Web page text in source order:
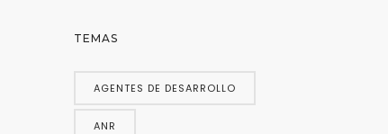
TEMAS
AGENTES DE DESARROLLO
ANR